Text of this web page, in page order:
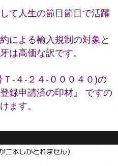
て人生の節目節目で活躍
による輸入規制の対象と
は高価な訳です。
-４-２４-０００４０)の
録申請済の印材』 ですの
ます。